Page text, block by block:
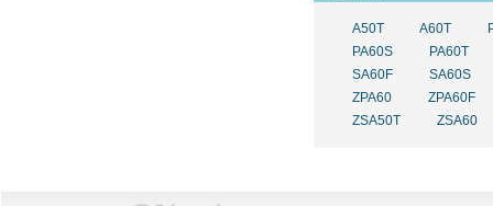
A50T A60T
PA60S
PA60T
SA60F
SA60S
ZPA60
ZPA60F
ZSA50T
ZSA60